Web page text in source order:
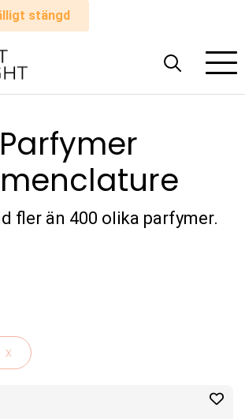
stängd
Parfymer
fler än 400 olika parfymer.
x